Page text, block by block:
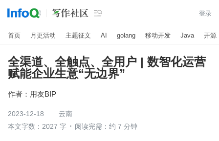
 登录
首页 月更活动 主题征文 AI golang 移动开发 Java 开源
全渠道、全触点、全用户 | 数智化运营
赋能企业生意“无边界”
作者： 用友BIP
2023-12-18
云南
本文字数：2027 字
阅读完需：约 7 分钟